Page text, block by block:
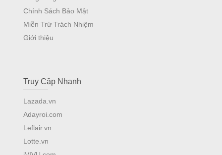
Chính Sách Bảo Mật
Miễn Trừ Trách Nhiệm
Giới thiệu
Truy Cập Nhanh
Lazada.vn
Adayroi.com
Leflair.vn
Lotte.vn